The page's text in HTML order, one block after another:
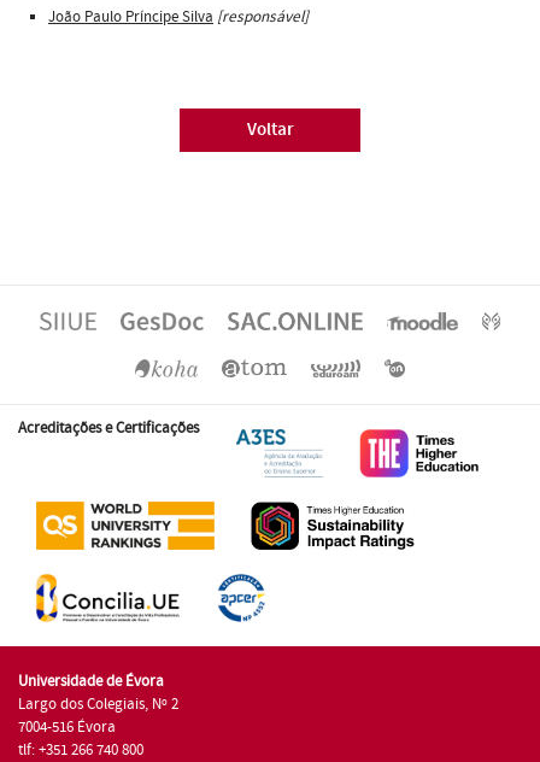
João Paulo Príncipe Silva [responsável]
Voltar
Acreditações e Certificações
Universidade de Évora
Largo dos Colegiais, Nº 2
7004-516 Évora
tlf: +351 266 740 800